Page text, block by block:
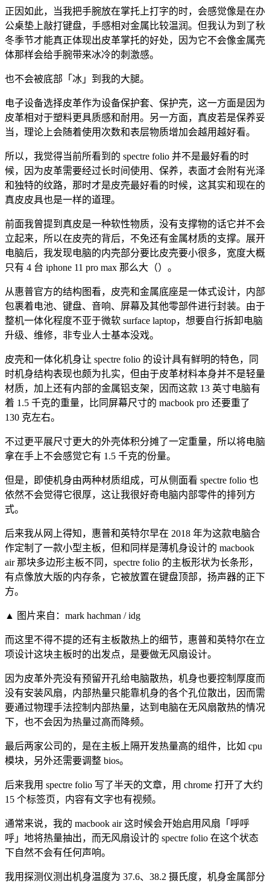
正因如此，当我把手腕放在掌托上打字的时，会感觉像是在办
公桌垫上敲打键盘，手感相对金属比较温润。但我认为到了秋
冬季节才能真正体现出皮革掌托的好处，因为它不会像金属壳
体那样会给手腕带来冰冷的刺激感。
也不会被底部「冰」到我的大腿。
电子设备选择皮革作为设备保护套、保护壳，这一方面是因为
皮革相对于塑料更具质感和耐用。另一方面，真皮若是保养妥
当，理论上会随着使用次数和表层物质增加会越用越好看。
所以，我觉得当前所看到的 spectre folio 并不是最好看的时
候，因为皮革需要经过长时间使用、保养，表面才会附有光泽
和独特的纹路，那时才是皮壳最好看的时候，这其实和现在的
真皮皮具也是一样的道理。
前面我曾提到真皮是一种软性物质，没有支撑物的话它并不会
立起来，所以在皮壳的背后，不免还有金属材质的支撑。展开
电脑后，我发现电脑的内壳部分要比皮壳要小很多，宽度大概
只有 4 台 iphone 11 pro max 那么大（）。
从惠普官方的结构图看，皮壳和金属底座是一体式设计，内部
包裹着电池、键盘、音响、屏幕及其他零部件进行封装。由于
整机一体化程度不亚于微软 surface laptop，想要自行拆卸电脑
升级、维修，非专业人士基本没戏。
皮壳和一体化机身让 spectre folio 的设计具有鲜明的特色，同
时机身结构表现也颇为扎实，但由于皮革材料本身并不是轻量
材质，加上还有内部的金属铝支架，因而这款 13 英寸电脑有
着 1.5 千克的重量，比同屏幕尺寸的 macbook pro 还要重了
130 克左右。
不过更平展尺寸更大的外壳体积分摊了一定重量，所以将电脑
拿在手上不会感觉它有 1.5 千克的份量。
但是，即使机身由两种材质组成，可从侧面看 spectre folio 也
依然不会觉得它很厚，这让我很好奇电脑内部零件的排列方
式。
后来我从网上得知，惠普和英特尔早在 2018 年为这款电脑合
作定制了一款小型主板，但和同样是薄机身设计的 macbook
air 那块多边形主板不同，spectre folio 的主板形状为长条形，
有点像放大版的内存条，它被放置在键盘顶部，扬声器的正下
方。
▲ 图片来自：mark hachman / idg
而这里不得不提的还有主板散热上的细节，惠普和英特尔在立
项设计这块主板时的出发点，是要做无风扇设计。
因为皮革外壳没有预留开孔给电脑散热，机身也要控制厚度而
没有安装风扇，内部热量只能靠机身的各个孔位散出，因而需
要通过物理手法控制内部热量，达到电脑在无风扇散热的情况
下，也不会因为热量过高而降频。
最后两家公司的，是在主板上隔开发热量高的组件，比如 cpu
模块，另外还需要调整 bios。
后来我用 spectre folio 写了半天的文章，用 chrome 打开了大约
15 个标签页，内容有文字也有视频。
通常来说，我的 macbook air 这时候会开始启用风扇「呼呼
呼」地将热量抽出，而无风扇设计的 spectre folio 在这个状态
下自然不会有任何声响。
我用探测仪测出机身温度为 37.6、38.2 摄氏度，机身金属部分